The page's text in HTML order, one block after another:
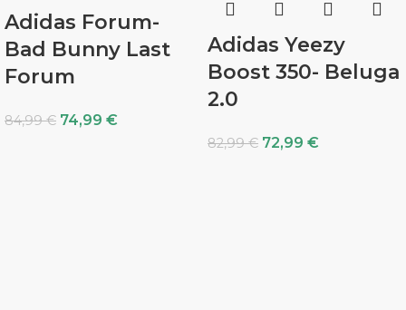
Adidas Forum-
Bad Bunny Last
Forum
84,99€ 74,99 €
Adidas Yeezy
Boost 350- Beluga
2.0
82,99€ 72,99 €